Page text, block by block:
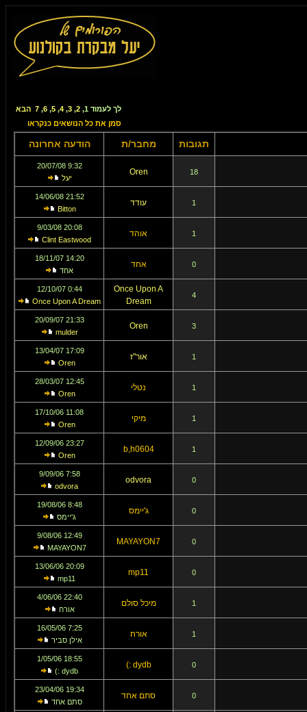
לך לעמוד 1
,
2
,
3
,
4
,
5
,
6
,
7 הבא
סמן את כל הנושאים כנקראו
תגובות מחבר/ת הודעה אחרונה
18
Oren
9:32 20/07/08
יעל
1 עודד
21:52 14/06/08
Bitton
1 אוהד
20:08 9/03/08
Clint Eastwood
0 אחד
14:20 18/11/07
אחד
4
Once Upon A
Dream
0:44 12/10/07
Once Upon A Dream
3
Oren
21:33 20/09/07
mulder
1 אור"ז
17:09 13/04/07
Oren
1 נטלי
12:45 28/03/07
Oren
1 מיקי
11:08 17/10/06
Oren
1
b,h0604
23:27 12/09/06
Oren
0
odvora
7:58 9/09/06
odvora
0 ג'יימס
8:48 19/08/06
ג'יימס
0
MAYAYON7
12:49 9/08/06
MAYAYON7
0
mp11
20:09 13/06/06
mp11
1 מיכל סולם
22:40 4/06/06
אורח
1 אורח
7:25 16/05/06
אילן סביר
0
dydb :)
18:55 1/05/06
dydb :)
0 סתם אחד
19:34 23/04/06
סתם אחד